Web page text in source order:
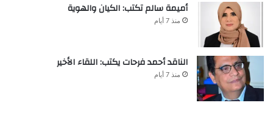
أميمة سالم تكتب: الكيان والهوية
منذ 7 أيام
الناقد أحمد فرحات يكتب: اللقاء الأخير
منذ 7 أيام